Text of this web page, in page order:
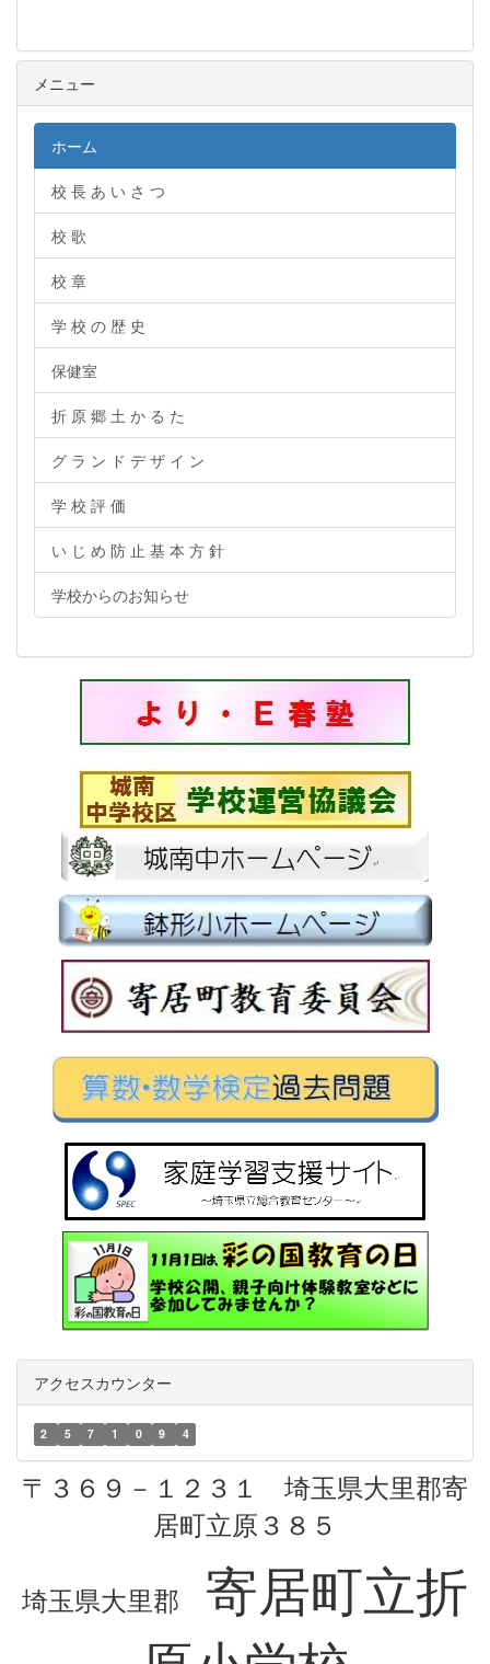
メニュー
ホーム
校 長 あ い さ つ
校 歌
校 章
学 校 の 歴 史
保健室
折 原 郷 土 か る た
グ ラ ン ド デ ザ イ ン
学 校 評 価
い じ め 防 止 基 本 方 針
学校からのお知らせ
アクセスカウンター
2 5 7 1 0 9 4
〒３６９－１２３１ 埼玉県大里郡寄
居町立原３８５
埼玉県大里郡
寄居町立折